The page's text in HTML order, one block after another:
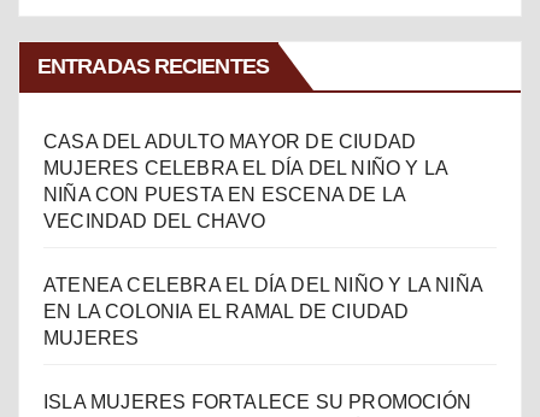
ENTRADAS RECIENTES
CASA DEL ADULTO MAYOR DE CIUDAD
MUJERES CELEBRA EL DÍA DEL NIÑO Y LA
NIÑA CON PUESTA EN ESCENA DE LA
VECINDAD DEL CHAVO
ATENEA CELEBRA EL DÍA DEL NIÑO Y LA NIÑA
EN LA COLONIA EL RAMAL DE CIUDAD
MUJERES
ISLA MUJERES FORTALECE SU PROMOCIÓN